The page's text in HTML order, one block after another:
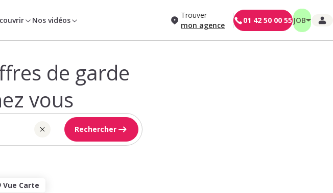
Nos vidéos
Trouver
mon agence
01 42 50 00 55 JOB
de garde
vous
Rechercher
Vue Carte